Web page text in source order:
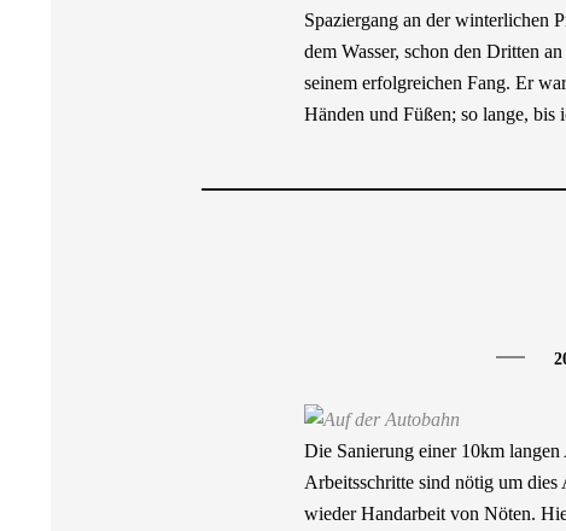
Spaziergang an der winterlichen
dem Wasser, schon den Dritten
seinem erfolgreichen Fang. Er
Händen und Füßen; so lange, bis
Die Sanierung einer 10km
Arbeitsschritte sind nötig um dies
wieder Handarbeit von Nöten.